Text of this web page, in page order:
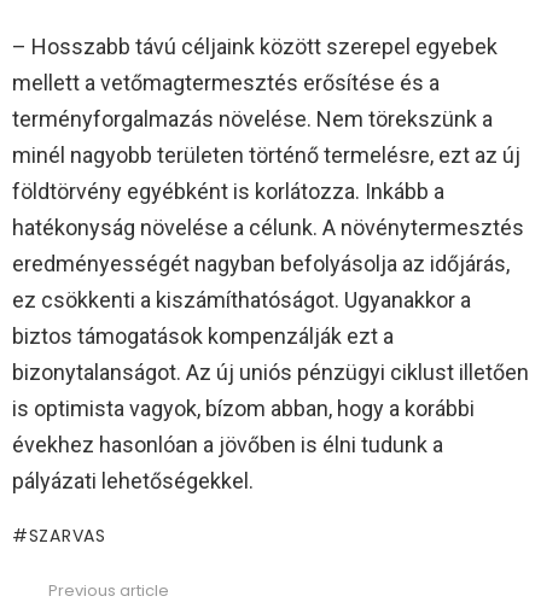
– Hosszabb távú céljaink között szerepel egyebek
mellett a vetőmagtermesztés erősítése és a
terményforgalmazás növelése. Nem törekszünk a
minél nagyobb területen történő termelésre, ezt az új
földtörvény egyébként is korlátozza. Inkább a
hatékonyság növelése a célunk. A növénytermesztés
eredményességét nagyban befolyásolja az időjárás,
ez csökkenti a kiszámíthatóságot. Ugyanakkor a
biztos támogatások kompenzálják ezt a
bizonytalanságot. Az új uniós pénzügyi ciklust illetően
is optimista vagyok, bízom abban, hogy a korábbi
évekhez hasonlóan a jövőben is élni tudunk a
pályázati lehetőségekkel.
SZARVAS
Previous article